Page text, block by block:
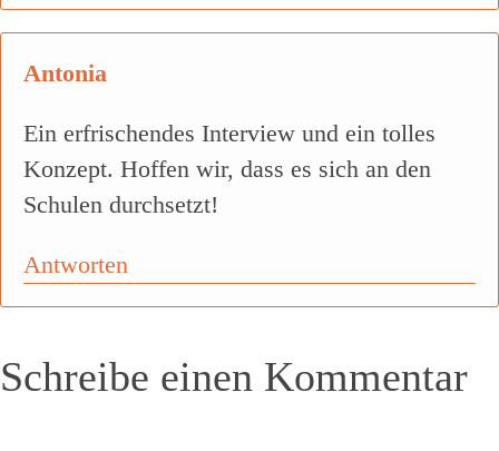
Antonia
Ein erfrischendes Interview und ein tolles
Konzept. Hoffen wir, dass es sich an den
Schulen durchsetzt!
Antworten
Schreibe einen Kommentar